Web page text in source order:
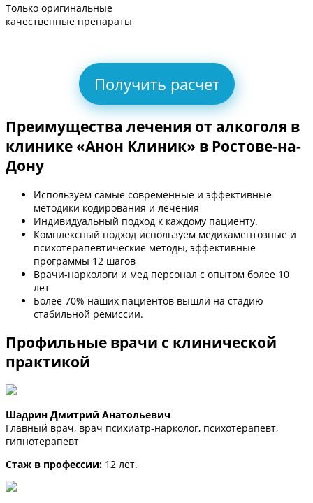
Только оригинальные
качественные препараты
Получить расчет
Преимущества лечения от алкоголя в
клинике «Анон Клиник» в Ростове-на-
Дону
Используем самые современные и эффективные
методики кодирования и лечения
Индивидуальный подход к каждому пациенту.
Комплексный подход используем медикаментозные и
психотерапевтические методы, эффективные
программы 12 шагов
Врачи-наркологи и мед персонал с опытом более 10
лет
Более 70% наших пациентов вышли на стадию
стабильной ремиссии.
Профильные врачи с клинической
практикой
Шадрин Дмитрий Анатольевич
Главный врач, врач психиатр-нарколог, психотерапевт,
гипнотерапевт
Стаж в профессии: 12 лет.